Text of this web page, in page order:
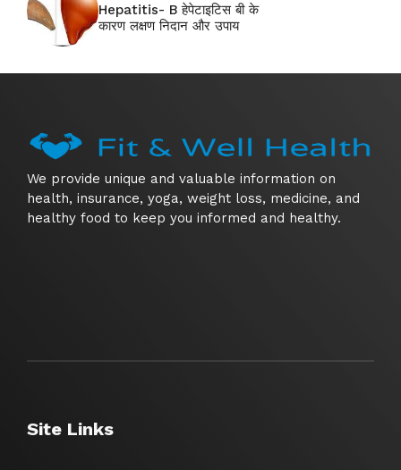
Hepatitis- B हेपेटाइटिस बी के
कारण लक्षण निदान और उपाय
We provide unique and valuable information on
health, insurance, yoga, weight loss, medicine, and
healthy food to keep you informed and healthy.
Site Links